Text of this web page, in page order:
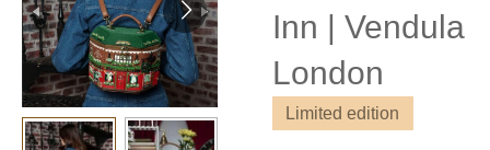
Inn | Vendula
London
Limited edition